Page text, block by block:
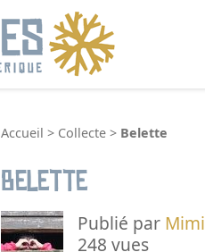
Accueil > Collecte > Belette
Belette
Publié par Mimi
248 vues